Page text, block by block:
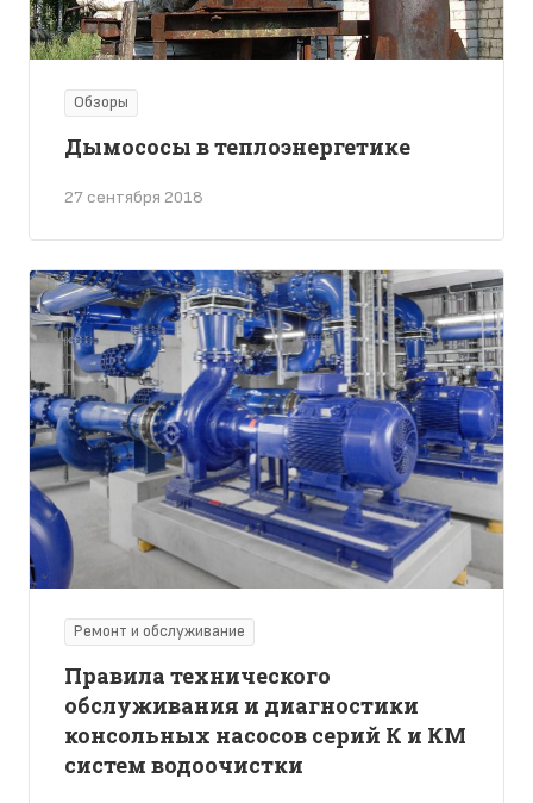
Обзоры
27 сентября 2018
Дымососы в теплоэнергетике
Ремонт и обслуживание
Правила технического
обслуживания и диагностики
консольных насосов серий К и КМ
систем водоочистки